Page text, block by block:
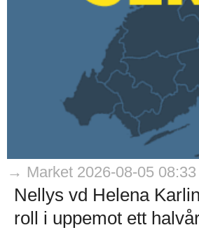
→ Market 2026-08-05 08:33
Nellys vd Helena
roll i uppemot ett